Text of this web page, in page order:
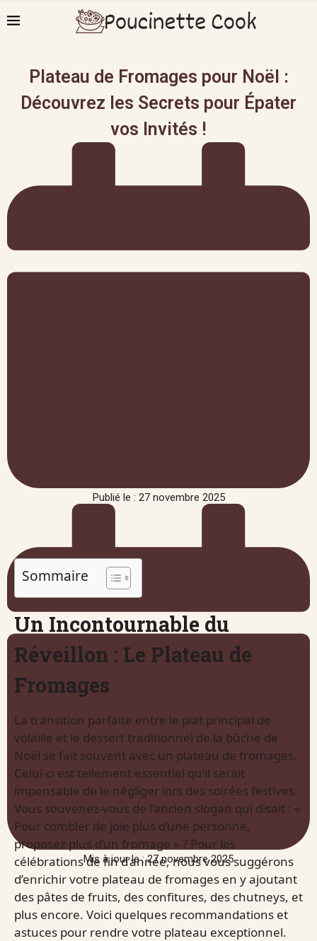
Plateau de Fromages pour Noël :
Découvrez les Secrets pour Épater
vos Invités !
Publié le : 27 novembre 2025
Mis à jour le : 27 novembre 2025
Sommaire
Un Incontournable du
Réveillon : Le Plateau de
Fromages
La transition parfaite entre le plat principal de
volaille et le dessert traditionnel de la bûche de
Noël se fait souvent avec un plateau de fromages.
Celui-ci est tellement essentiel qu’il serait
impensable de le négliger lors des soirées festives.
Vous souvenez-vous de l’ancien slogan qui disait : «
Pour combler de joie plus d’une personne,
proposez plus d’un fromage » ? Pour les
célébrations de fin d’année, nous vous suggérons
d’enrichir votre plateau de fromages en y ajoutant
des pâtes de fruits, des confitures, des chutneys, et
plus encore. Voici quelques recommandations et
astuces pour rendre votre plateau exceptionnel.